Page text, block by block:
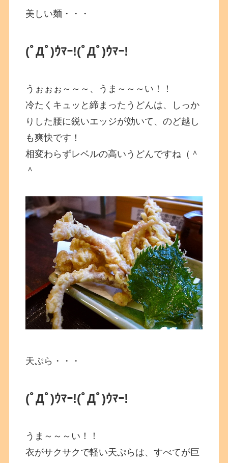
美しい麺・・・
(ﾟДﾟ)ｳﾏｰ!(ﾟДﾟ)ｳﾏｰ!
うぉぉぉ～～～、うま～～～い！！
冷たくキュッと締まったうどんは、しっか
りした腰に鋭いエッジが効いて、のど越し
も爽快です！
相変わらずレベルの高いうどんですね（＾
＾
天ぷら・・・
(ﾟДﾟ)ｳﾏｰ!(ﾟДﾟ)ｳﾏｰ!
うま～～～い！！
衣がサクサクで軽い天ぷらは、すべてが巨